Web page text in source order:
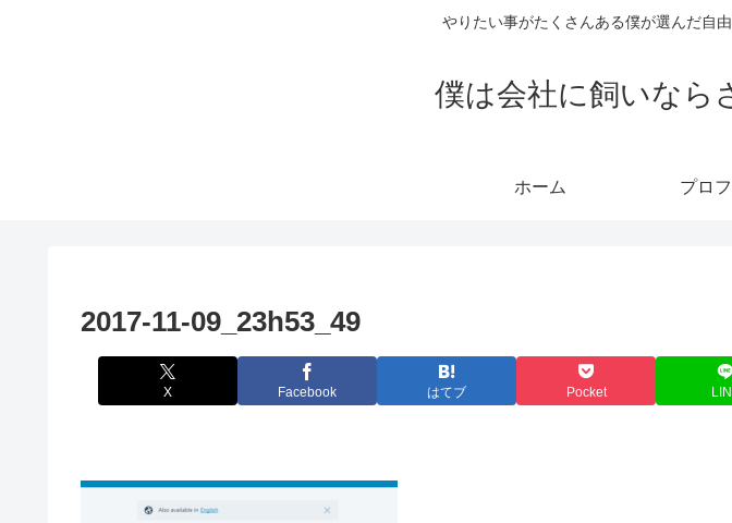
やりたい事がたくさんある僕が選んだ自
僕は会社に飼いなら
ホーム プロ
2017-11-09_23h53_49
X Facebook はてブ Pocket